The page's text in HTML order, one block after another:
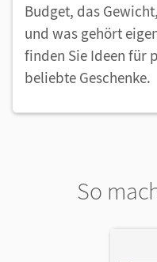
Budget, das
und was gehört
finden Sie Ideen für
beliebte Geschenke.
So